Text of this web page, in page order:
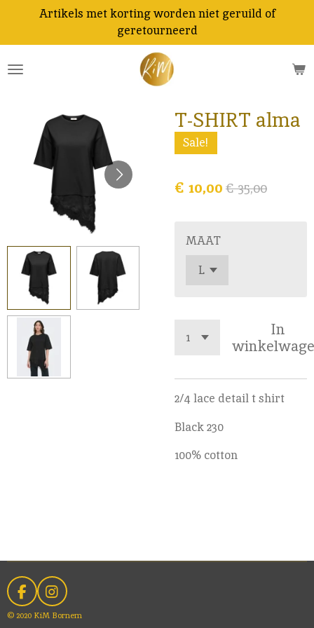
naar
de
Artikels met korting worden niet geruild of
geretourneerd
T-SHIRT alma
Sale!
€ 10,00 € 35,00
MAAT
In
2/4 lace detail t shirt
Black 230
100% cotton
F
a
I
n
© 2020 KiM Bornem